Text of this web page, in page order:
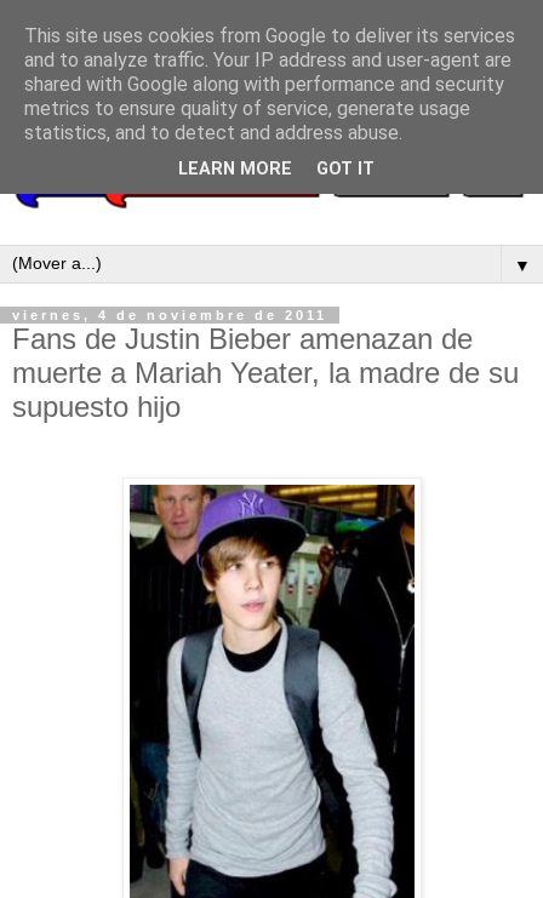
▼
viernes, 4 de noviembre de 2011
Fans de Justin Bieber amenazan de
muerte a Mariah Yeater, la madre de su
supuesto hijo
This site uses cookies from Google to deliver its services
and to analyze traffic. Your IP address and user-agent are
shared with Google along with performance and security
metrics to ensure quality of service, generate usage
statistics, and to detect and address abuse.
LEARN MORE GOT IT